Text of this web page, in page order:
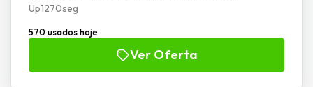
Up1270seg
570 usados hoje
Ver Oferta